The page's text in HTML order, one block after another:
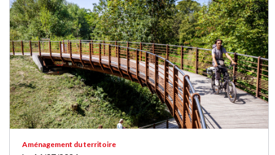
Aménagement du territoire